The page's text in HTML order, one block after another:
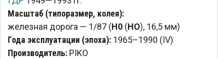
Масштаб (типоразмер, колея):
железная дорога — 1/87 (H0 (HO), 16,5 мм)
Года эксплуатации (эпоха): 1965–1990 (IV)
Производитель: PIKO